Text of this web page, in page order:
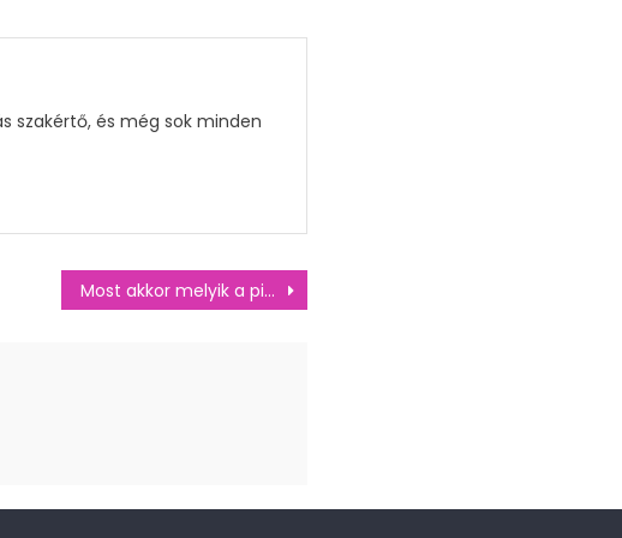
szakértő, és még sok minden
Most akkor melyik a piacvezető? És mégis mi ez a számháború?